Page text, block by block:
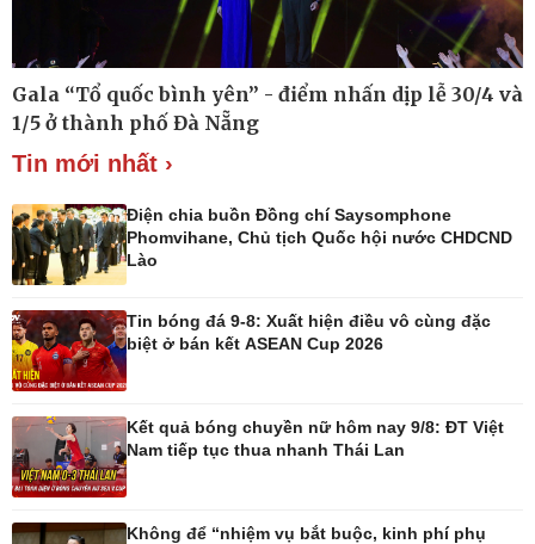
Bất động sản
Khởi nghiệp
Thị trường
Giá vàng
Tiêu dùng
Pháp luật
Vụ án
Tin nóng
Tư vấn luật
Thể thao
Bóng đá Việt Nam
Thế giới thể thao
Gala “Tổ quốc bình yên” - điểm nhấn dịp lễ 30/4 và
1/5 ở thành phố Đà Nẵng
Tin mới nhất ›
Điện chia buồn Đồng chí Saysomphone
Phomvihane, Chủ tịch Quốc hội nước CHDCND
Lào
Tin bóng đá 9-8: Xuất hiện điều vô cùng đặc
biệt ở bán kết ASEAN Cup 2026
Kết quả bóng chuyền nữ hôm nay 9/8: ĐT Việt
Nam tiếp tục thua nhanh Thái Lan
Không để “nhiệm vụ bắt buộc, kinh phí phụ